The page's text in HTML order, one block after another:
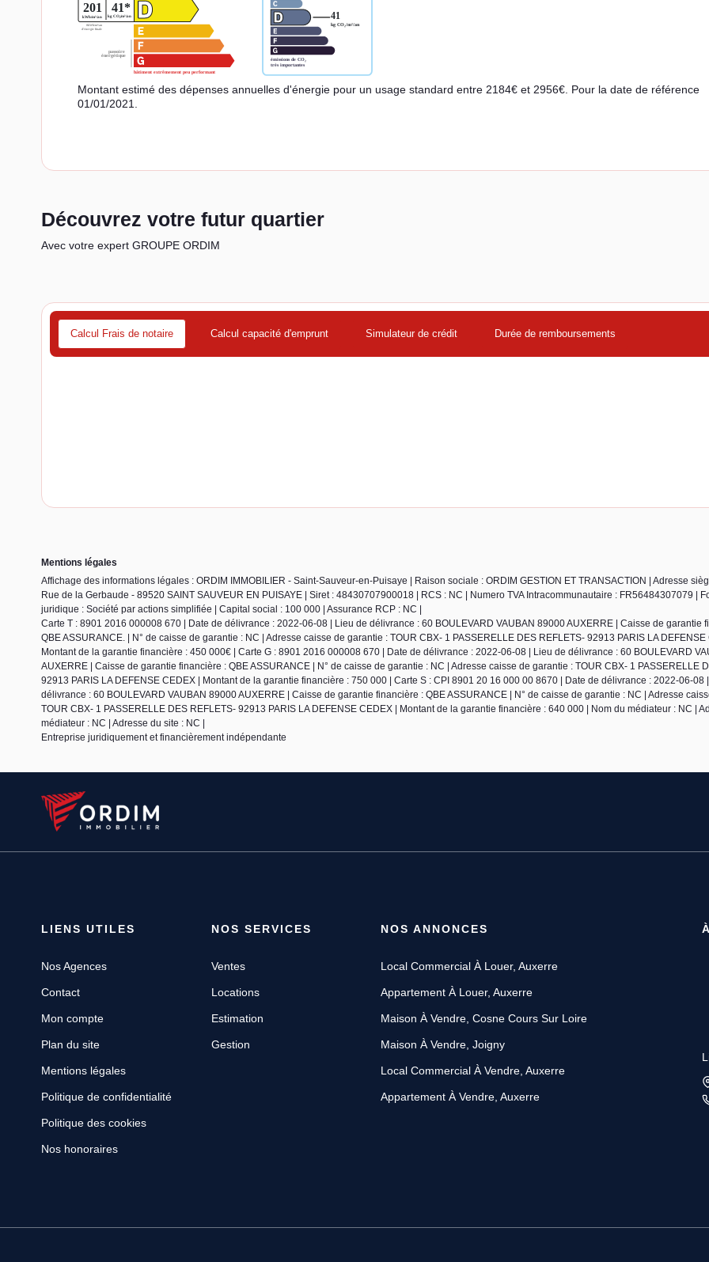
Montant estimé des dépenses annuelles d'énergie pour un usage standard entre 2184€ et 2956€. Pour la date de référence
01/01/2021.
Découvrez votre futur quartier
Avec votre expert GROUPE ORDIM
Calcul Frais de notaire Calcul capacité d'emprunt Simulateur de crédit Durée de remboursements
Mentions légales
Affichage des informations légales : ORDIM IMMOBILIER - Saint-Sauveur-en-Puisaye | Raison sociale : ORDIM GESTION ET TRANSACTION | Adresse
Rue de la Gerbaude - 89520 SAINT SAUVEUR EN PUISAYE | Siret : 48430707900018 | RCS : NC | Numero TVA Intracommunautaire : FR56484307079 |
juridique : Société par actions simplifiée | Capital social : 100 000 | Assurance RCP : NC |
Carte T : 8901 2016 000008 670 | Date de délivrance : 2022-06-08 | Lieu de délivrance : 60 BOULEVARD VAUBAN 89000 AUXERRE | Caisse de garantie
QBE ASSURANCE. | N° de caisse de garantie : NC | Adresse caisse de garantie : TOUR CBX- 1 PASSERELLE DES REFLETS- 92913 PARIS LA DEFENSE
Montant de la garantie financière : 450 000€ | Carte G : 8901 2016 000008 670 | Date de délivrance : 2022-06-08 | Lieu de délivrance : 60 BOULEVARD
AUXERRE | Caisse de garantie financière : QBE ASSURANCE | N° de caisse de garantie : NC | Adresse caisse de garantie : TOUR CBX- 1 PASSERELLE
92913 PARIS LA DEFENSE CEDEX | Montant de la garantie financière : 750 000 | Carte S : CPI 8901 20 16 000 00 8670 | Date de délivrance : 2022-06-08
délivrance : 60 BOULEVARD VAUBAN 89000 AUXERRE | Caisse de garantie financière : QBE ASSURANCE | N° de caisse de garantie : NC | Adresse
TOUR CBX- 1 PASSERELLE DES REFLETS- 92913 PARIS LA DEFENSE CEDEX | Montant de la garantie financière : 640 000 | Nom du médiateur : NC |
médiateur : NC | Adresse du site : NC |
Entreprise juridiquement et financièrement indépendante
LIENS UTILES
Nos Agences
Contact
Mon compte
Plan du site
Mentions légales
Politique de confidentialité
Politique des cookies
Nos honoraires
NOS SERVICES
Ventes
Locations
Estimation
Gestion
NOS ANNONCES
Local Commercial À Louer, Auxerre
Appartement À Louer, Auxerre
Maison À Vendre, Cosne Cours Sur Loire
Maison À Vendre, Joigny
Local Commercial À Vendre, Auxerre
Appartement À Vendre, Auxerre